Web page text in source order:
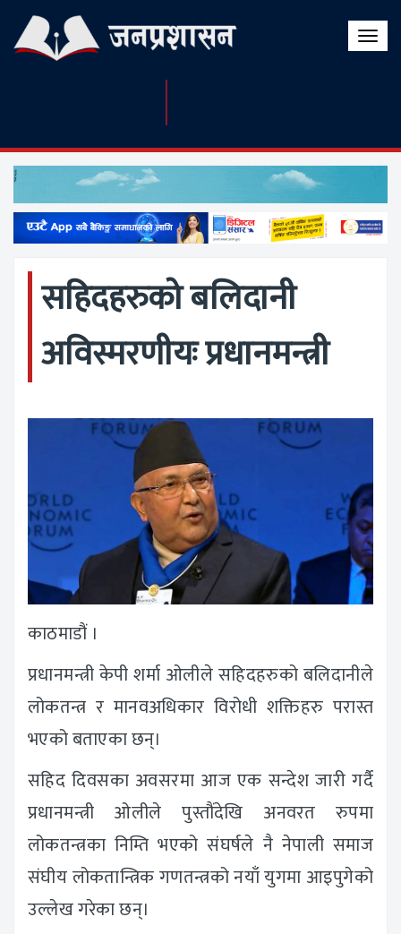
Toggle
सहिदहरुको बलिदानी
अविस्मरणीयः प्रधानमन्त्री
काठमाडौं ।
प्रधानमन्त्री केपी शर्मा ओलीले सहिदहरुको बलिदानीले
लोकतन्त्र र मानवअधिकार विरोधी शक्तिहरु परास्त
भएको बताएका छन्।
सहिद दिवसका अवसरमा आज एक सन्देश जारी गर्दै
प्रधानमन्त्री ओलीले पुस्तौंदेखि अनवरत रुपमा
लोकतन्त्रका निम्ति भएको संघर्षले नै नेपाली समाज
संघीय लोकतान्त्रिक गणतन्त्रको नयाँ युगमा आइपुगेको
उल्लेख गरेका छन्।